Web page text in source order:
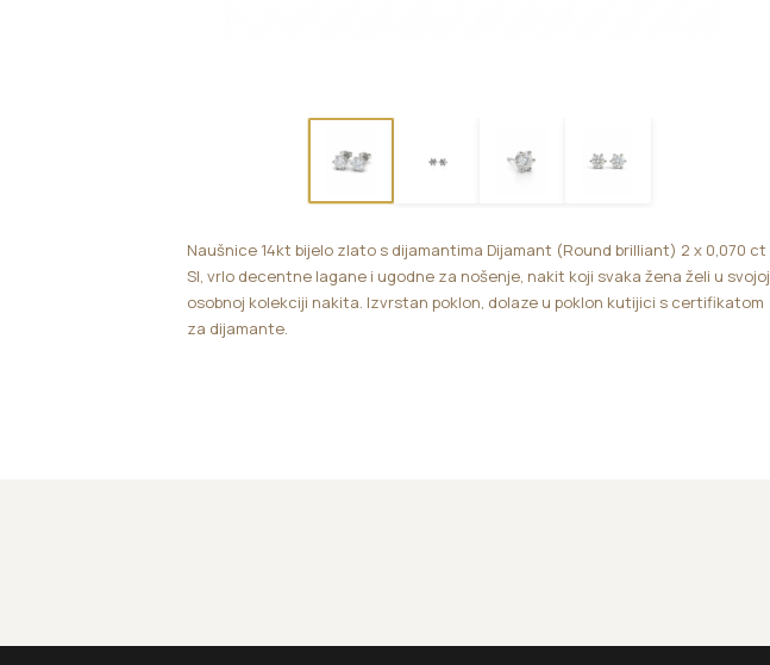
Naušnice 14kt bijelo zlato s dijamantima Dijamant (Round brilliant) 2 x 0,070 ct
SI, vrlo decentne lagane i ugodne za nošenje, nakit koji svaka žena želi u svojoj
osobnoj kolekciji nakita. Izvrstan poklon, dolaze u poklon kutijici s certifikatom
za dijamante.